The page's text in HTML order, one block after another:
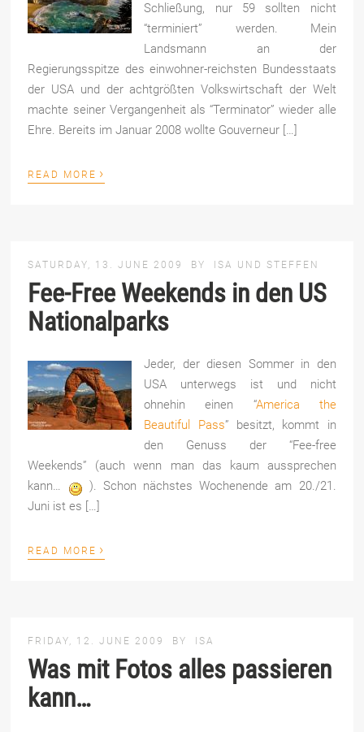
Schließung, nur 59 sollten nicht
“terminiert” werden. Mein
Landsmann an der
Regierungsspitze des einwohner-reichsten Bundesstaats
der USA und der achtgrößten Volkswirtschaft der Welt
machte seiner Vergangenheit als “Terminator” wieder alle
Ehre. Bereits im Januar 2008 wollte Gouverneur […]
READ MORE ›
SATURDAY, 13. JUNE 2009 BY ISA UND STEFFEN
Fee-Free Weekends in den US
Nationalparks
Jeder, der diesen Sommer in den
USA unterwegs ist und nicht
ohnehin einen “America the
Beautiful Pass” besitzt, kommt in
den Genuss der “Fee-free
Weekends” (auch wenn man das kaum aussprechen
kann…
). Schon nächstes Wochenende am 20./21.
Juni ist es […]
READ MORE ›
FRIDAY, 12. JUNE 2009 BY ISA
Was mit Fotos alles passieren
kann…